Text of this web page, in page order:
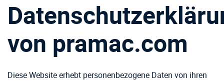
von pramac.com
Diese Website erhebt personenbezogene Daten von ihren